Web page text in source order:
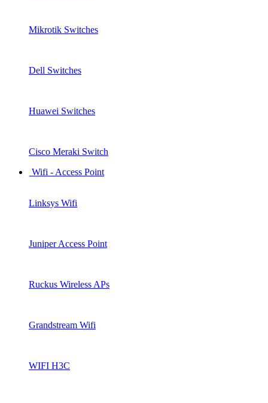
Mikrotik Switches
Dell Switches
Huawei Switches
Cisco Meraki Switch
Wifi - Access Point
Linksys Wifi
Juniper Access Point
Ruckus Wireless APs
Grandstream Wifi
WIFI H3C